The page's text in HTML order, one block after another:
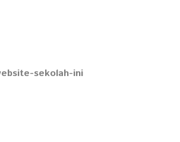
sekolah-ini